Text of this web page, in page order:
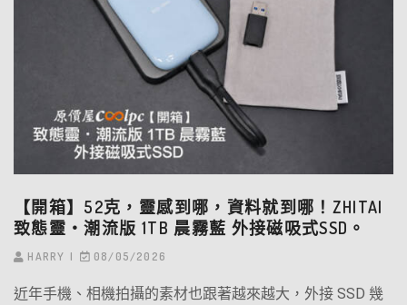
【開箱】52克，靈感到哪，資料就到哪！ZHITAI
致態靈‧潮流版 1TB 晨霧藍 外接磁吸式SSD。
HARRY 08/05/2026
近年手機、相機拍攝的素材也跟著越來越大，外接 SSD 幾